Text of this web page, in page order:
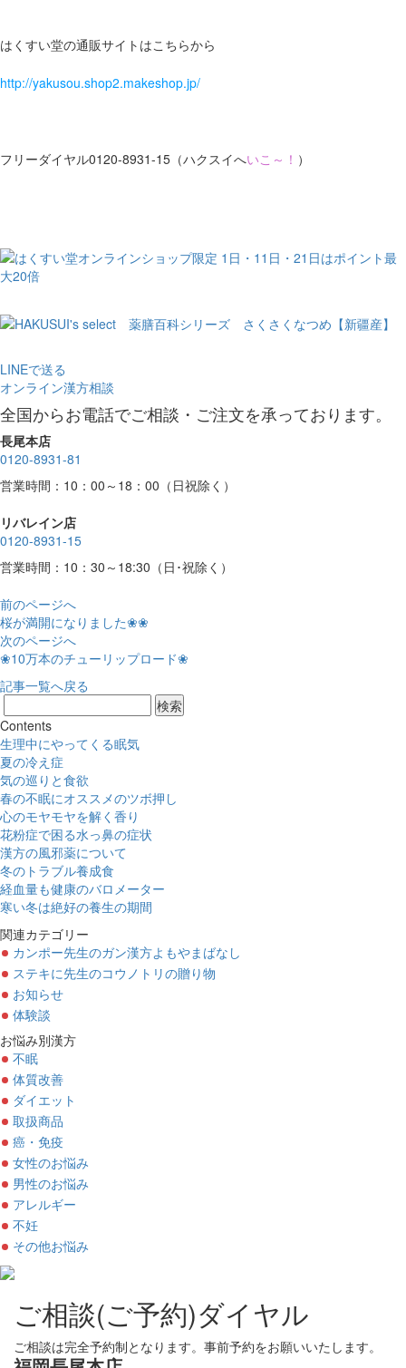
はくすい堂の通販サイトはこちらから
http://yakusou.shop2.makeshop.jp/
フリーダイヤル0120-8931-15（ハクスイへいこ～！ ）
LINEで送る
オンライン漢方相談
全国からお電話でご相談・ご注文を承っております。
長尾本店
0120-8931-81
営業時間：10：00～18：00（日祝除く）
リバレイン店
0120-8931-15
営業時間：10：30～18:30（日･祝除く）
前のページへ
桜が満開になりました❀❀
次のページへ
❀10万本のチューリップロード❀
記事一覧へ戻る
Contents
生理中にやってくる眠気
夏の冷え症
気の巡りと食欲
春の不眠にオススメのツボ押し
心のモヤモヤを解く香り
花粉症で困る水っ鼻の症状
漢方の風邪薬について
冬のトラブル養成食
経血量も健康のバロメーター
寒い冬は絶好の養生の期間
関連カテゴリー
カンポー先生のガン漢方よもやまばなし
ステキに先生のコウノトリの贈り物
お知らせ
体験談
お悩み別漢方
不眠
体質改善
ダイエット
取扱商品
癌・免疫
女性のお悩み
男性のお悩み
アレルギー
不妊
その他お悩み
ご相談(ご予約)ダイヤル
ご相談は完全予約制となります。事前予約をお願いいたします。